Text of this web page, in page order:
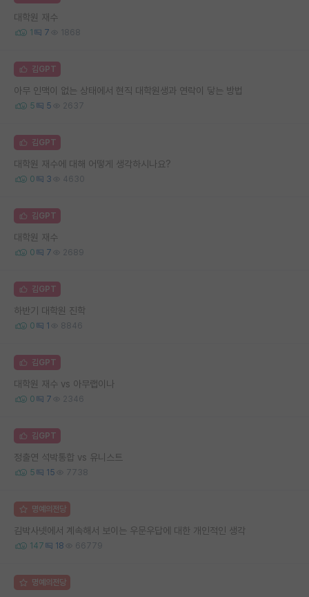
대학원 재수
1 7 1868
김GPT
아무 인맥이 없는 상태에서 현직 대학원생과 연락이 닿는 방법
5 5 2637
김GPT
대학원 재수에 대해 어떻게 생각하시나요?
0 3 4630
김GPT
대학원 재수
0 7 2689
김GPT
하반기 대학원 진학
0 1 8846
김GPT
대학원 재수 vs 아무랩이나
0 7 2346
김GPT
정출연 석박통합 vs 유니스트
5 15 7738
명예의전당
김박사넷에서 계속해서 보이는 우문우답에 대한 개인적인 생각
147 18 66779
명예의전당